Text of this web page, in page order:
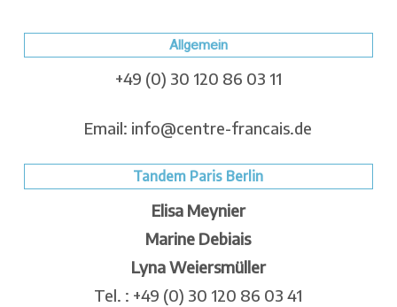
Allgemein
+49 (0) 30 120 86 03 11
Email: info@centre-francais.de
Tandem Paris Berlin
Elisa Meynier
Marine Debiais
Lyna Weiersmüller
Tel. : +49 (0) 30 120 86 03 41